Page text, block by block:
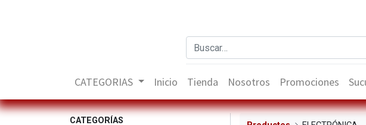
CATEGORIAS Inicio Tienda Nosotros Promociones
CATEGORÍAS